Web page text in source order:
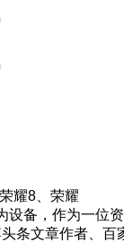
耀8、荣耀
设备，作为一位资
条文章作者、百